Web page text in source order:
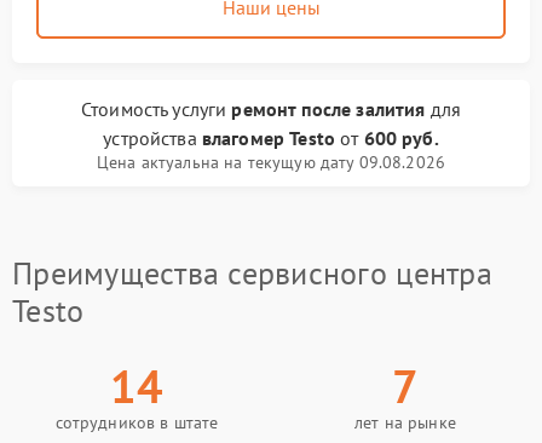
Наши цены
Стоимость услуги ремонт после залития для
устройства влагомер Testo от 600 руб.
Цена актуальна на текущую дату 09.08.2026
Преимущества сервисного центра
Testo
14
сотрудников в штате
7
лет на рынке